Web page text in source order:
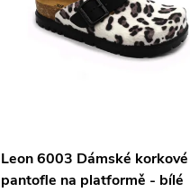
Leon 6003 Dámské korkové
pantofle na platformě - bílé